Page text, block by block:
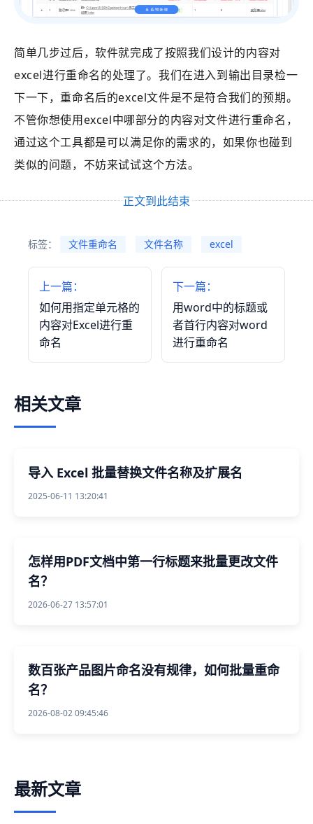
简单几步过后，软件就完成了按照我们设计的内容对
excel进行重命名的处理了。我们在进入到输出目录检一
下一下，重命名后的excel文件是不是符合我们的预期。
不管你想使用excel中哪部分的内容对文件进行重命名，
通过这个工具都是可以满足你的需求的，如果你也碰到
类似的问题，不妨来试试这个方法。
正文到此结束
标签： 文件重命名 文件名称 excel
上一篇：
如何用指定单元格的
内容对Excel进行重
命名
下一篇：
用word中的标题或
者首行内容对word
进行重命名
相关文章
导入 Excel 批量替换文件名称及扩展名
2025-06-11 13:20:41
怎样用PDF文档中第一行标题来批量更改文件
名？
2026-06-27 13:57:01
数百张产品图片命名没有规律，如何批量重命
名？
2026-08-02 09:45:46
最新文章